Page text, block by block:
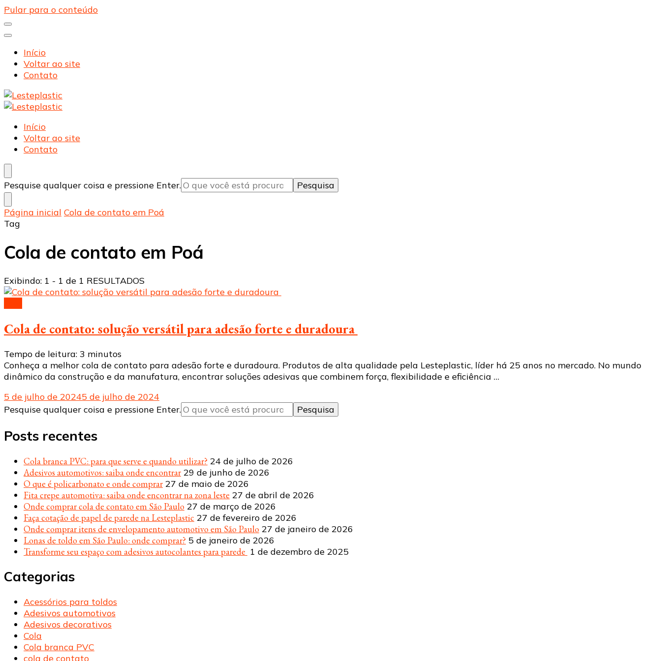
Pular para o conteúdo
Início
Voltar ao site
Contato
Lesteplastic
Blog – Lesteplastic
Lesteplastic
Blog – Lesteplastic
Início
Voltar ao site
Contato
Procurando
algo?
Pesquise qualquer coisa e pressione Enter.
Página inicial Cola de contato em Poá
Tag
Cola de contato em Poá
Exibindo: 1 - 1 de 1 RESULTADOS
Cola de contato: solução versátil para adesão forte e duradoura
Tempo de leitura: 3 minutos
Conheça a melhor cola de contato para adesão forte e duradoura. Produtos de alta qualidade pela Lesteplastic, líder há 25 anos no mercado. No mundo
dinâmico da construção e da manufatura, encontrar soluções adesivas que combinem força, flexibilidade e eficiência …
5 de julho de 20245 de julho de 2024
Procurando
Pesquise qualquer coisa e pressione Enter.
Posts recentes
Cola branca PVC: para que serve e quando utilizar? 24 de julho de 2026
Adesivos automotivos: saiba onde encontrar 29 de junho de 2026
O que é policarbonato e onde comprar 27 de maio de 2026
Fita crepe automotiva: saiba onde encontrar na zona leste 27 de abril de 2026
Onde comprar cola de contato em São Paulo 27 de março de 2026
Faça cotação de papel de parede na Lesteplastic 27 de fevereiro de 2026
Onde comprar itens de envelopamento automotivo em São Paulo 27 de janeiro de 2026
Lonas de toldo em São Paulo: onde comprar? 5 de janeiro de 2026
Transforme seu espaço com adesivos autocolantes para parede 1 de dezembro de 2025
Categorias
Acessórios para toldos
Adesivos automotivos
Adesivos decorativos
Cola
Cola branca PVC
cola de contato